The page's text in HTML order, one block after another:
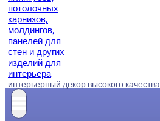
интерьерный декор высокого качества